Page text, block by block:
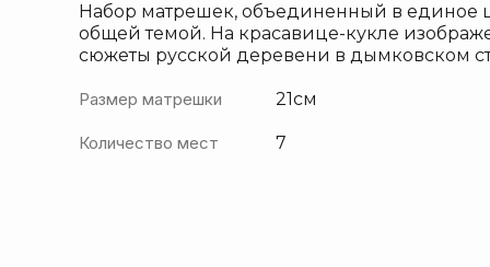
Казаковская филигрань
Гжель
Дымковская игрушка
Лавровская игрушка
Набор матрешек, объединенный в единое
общей темой. На красавице-кукле
сюжеты русской деревени в дымковском
Размер матрешки 21см
Количество мест 7